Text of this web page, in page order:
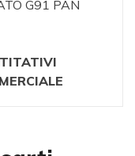
G91 PAN